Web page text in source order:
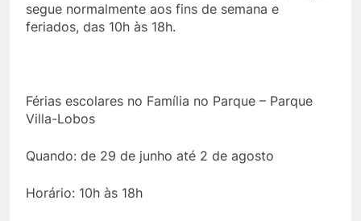
segue normalmente aos fins de semana e
feriados, das 10h às 18h.
Férias escolares no Família no Parque – Parque
Villa-Lobos
Quando: de 29 de junho até 2 de agosto
Horário: 10h às 18h